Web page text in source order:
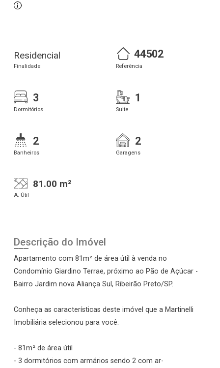
Residencial
Finalidade
44502
Referência
3
Dormitórios
1
Suite
2
Banheiros
2
Garagens
81.00 m²
A. Útil
Descrição do Imóvel
Apartamento com 81m² de área útil à venda no
Condomínio Giardino Terrae, próximo ao Pão de Açúcar -
Bairro Jardim nova Aliança Sul, Ribeirão Preto/SP.
Conheça as características deste imóvel que a Martinelli
Imobiliária selecionou para você:
- 81m² de área útil
- 3 dormitórios com armários sendo 2 com ar-